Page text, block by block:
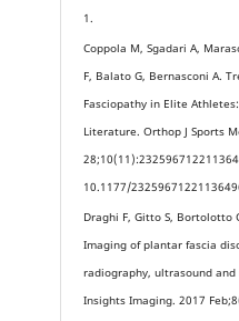
1.
Coppola M, Sgadari A,
F, Balato G, Bernasconi A.
Fasciopathy in Elite
Literature. Orthop J Sports
10.1177/
Draghi F, Gitto S, Bortolotto
Imaging of plantar fascia
radiography, ultrasound
Insights Imaging. 2017